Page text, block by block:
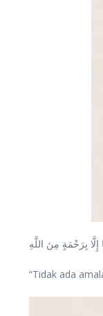
إِلَّا بِرَحْمَةٍ مِنَ اللَّهِ
“Tidak ada